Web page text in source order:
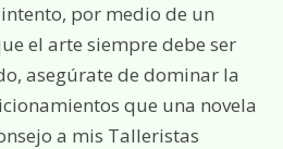
por medio de un
el arte siempre debe ser
asegúrate de dominar la
que una novela
a mis Talleristas